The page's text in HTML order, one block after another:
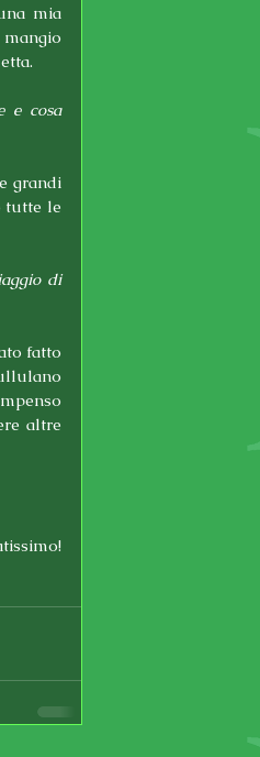
mia
e cosa
grandi
tutte le
di
fatto
altre